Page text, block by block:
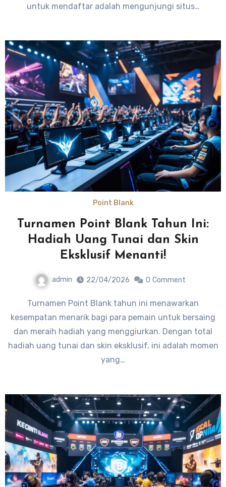
untuk mendaftar adalah mengunjungi situs…
Point Blank
Turnamen Point Blank Tahun Ini:
Hadiah Uang Tunai dan Skin
Eksklusif Menanti!
admin 22/04/2026 0 Comment
Turnamen Point Blank tahun ini menawarkan
kesempatan menarik bagi para pemain untuk bersaing
dan meraih hadiah yang menggiurkan. Dengan total
hadiah uang tunai dan skin eksklusif, ini adalah momen
yang…